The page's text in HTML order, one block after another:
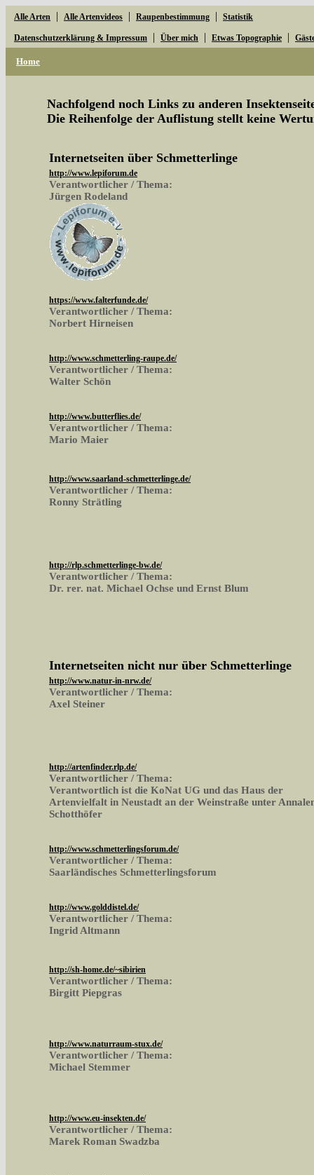
Alle Arten | Alle Artenvideos | Raupenbestimmung | Statistik
Datenschutzerklärung & Impressum | Über mich | Etwas Topographie |
Home
Nachfolgend noch Links zu anderen
Die Reihenfolge der Auflistung stellt keine
Internetseiten über Schmetterlinge
http://www.lepiforum.de
Verantwortlicher / Thema:
Jürgen Rodeland
https://www.falterfunde.de/
Verantwortlicher / Thema:
Norbert Hirneisen
http://www.schmetterling-raupe.de/
Verantwortlicher / Thema:
Walter Schön
http://www.butterflies.de/
Verantwortlicher / Thema:
Mario Maier
http://www.saarland-schmetterlinge.de/
Verantwortlicher / Thema:
Ronny Strätling
http://rlp.schmetterlinge-bw.de/
Verantwortlicher / Thema:
Dr. rer. nat. Michael Ochse und Ernst Blum
Internetseiten nicht nur über Schmetterlinge
http://www.natur-in-nrw.de/
Verantwortlicher / Thema:
Axel Steiner
http://artenfinder.rlp.de/
Verantwortlicher / Thema:
Verantwortlich ist die KoNat UG und das Haus der
Artenvielfalt in Neustadt an der Weinstraße unter
Schotthöfer
http://www.schmetterlingsforum.de/
Verantwortlicher / Thema:
Saarländisches Schmetterlingsforum
http://www.golddistel.de/
Verantwortlicher / Thema:
Ingrid Altmann
http://sh-home.de/~sibirien
Verantwortlicher / Thema:
Birgitt Piepgras
http://www.naturraum-stux.de/
Verantwortlicher / Thema:
Michael Stemmer
http://www.eu-insekten.de/
Verantwortlicher / Thema:
Marek Roman Swadzba